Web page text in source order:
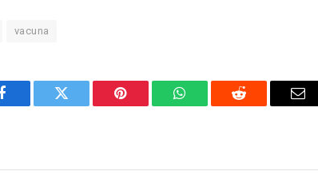
vacuna
Facebook Twitter Pinterest WhatsAppReddit